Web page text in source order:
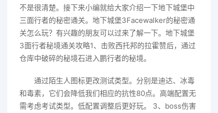
不是很清楚。接下来小编就给大家介绍一下地下城堡中
三面行者的秘密通关。地下城堡3Facewalker的秘密通
关怎么玩？有兴趣的朋友可以过来了解一下。地下城堡
3面行者秘境通关攻略1、击败西托邦的拉霍赞后，通过
仓库中破碎的秘境石进入鹏行者的秘境。
通过陌生人图标更改测试类型。分别是迪达、冰毒
和毒素，它们会降低我们相应的抗性80点。高端配置无
需考虑考试类型。低配置调整后更好玩。 3、boss伤害